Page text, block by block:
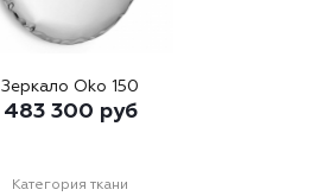
Зеркало Oko 150
483 300 руб
Категория ткани